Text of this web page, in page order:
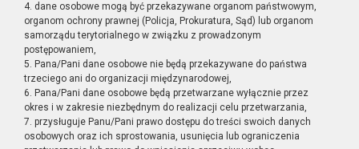
4. dane osobowe mogą być przekazywane organom państwowym,
organom ochrony prawnej (Policja, Prokuratura, Sąd) lub organom
samorządu terytorialnego w związku z prowadzonym
postępowaniem,
5. Pana/Pani dane osobowe nie będą przekazywane do państwa
trzeciego ani do organizacji międzynarodowej,
6. Pana/Pani dane osobowe będą przetwarzane wyłącznie przez
okres i w zakresie niezbędnym do realizacji celu przetwarzania,
7. przysługuje Panu/Pani prawo dostępu do treści swoich danych
osobowych oraz ich sprostowania, usunięcia lub ograniczenia